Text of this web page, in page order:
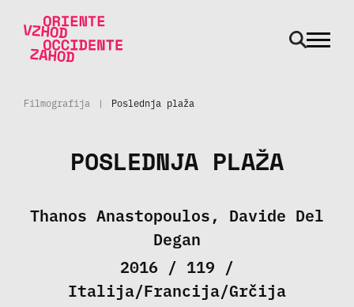
odpri
Filmografija | Poslednja plaža
POSLEDNJA PLAŽA
Thanos Anastopoulos, Davide Del
Degan
2016 / 119 /
Italija/Francija/Grčija